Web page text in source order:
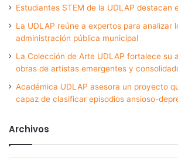
Estudiantes STEM de la UDLAP destacan
La UDLAP reúne a expertos para analizar
administración pública municipal
La Colección de Arte UDLAP fortalece su
obras de artistas emergentes y
Académica UDLAP asesora un proyecto
capaz de clasificar episodios ansioso-
Archivos